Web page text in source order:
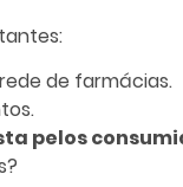
de farmácias.
pelos